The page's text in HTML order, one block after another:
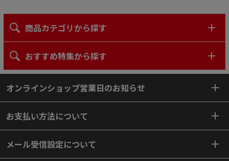
商品カテゴリから探す
おすすめ特集から探す
オンラインショップ営業日のお知らせ
お支払い方法について
メール受信設定について